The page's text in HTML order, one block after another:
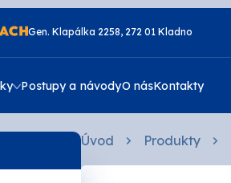
Gen. Klapálka 2258, 272 01 Kladno
Postupy a návodyO násKontakty
Úvod Produkty